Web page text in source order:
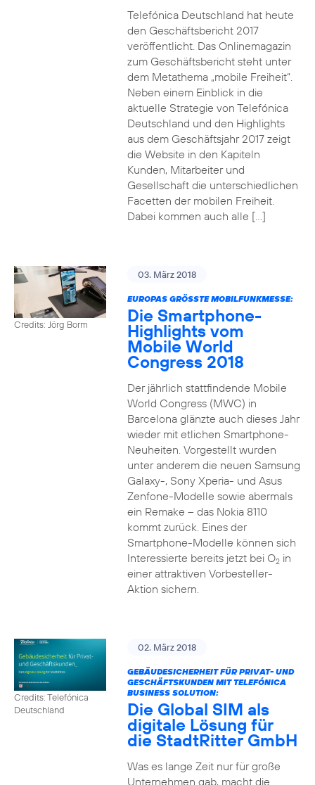
Telefónica Deutschland hat heute
den Geschäftsbericht 2017
veröffentlicht. Das Onlinemagazin
zum Geschäftsbericht steht unter
dem Metathema „mobile Freiheit“.
Neben einem Einblick in die
aktuelle Strategie von Telefónica
Deutschland und den Highlights
aus dem Geschäftsjahr 2017 zeigt
die Website in den Kapiteln
Kunden, Mitarbeiter und
Gesellschaft die unterschiedlichen
Facetten der mobilen Freiheit.
Dabei kommen auch alle […]
Credits: Jörg Borm
03. März 2018
EUROPAS GRÖSSTE MOBILFUNKMESSE:
Die Smartphone-
Highlights vom
Mobile World
Congress 2018
Der jährlich stattfindende Mobile
World Congress (MWC) in
Barcelona glänzte auch dieses Jahr
wieder mit etlichen Smartphone-
Neuheiten. Vorgestellt wurden
unter anderem die neuen Samsung
Galaxy-, Sony Xperia- und Asus
Zenfone-Modelle sowie abermals
ein Remake – das Nokia 8110
kommt zurück. Eines der
Smartphone-Modelle können sich
Interessierte bereits jetzt bei O2in
einer attraktiven Vorbesteller-
Aktion sichern.
Credits: Telefónica
Deutschland
02. März 2018
GEBÄUDESICHERHEIT FÜR PRIVAT- UND
GESCHÄFTSKUNDEN MIT TELEFÓNICA
BUSINESS SOLUTION:
Die Global SIM als
digitale Lösung für
die StadtRitter GmbH
Was es lange Zeit nur für große
Unternehmen gab, macht die